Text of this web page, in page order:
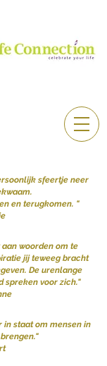
sfeertje neer
en terugkomen. "
woorden om te
jij teweeg bracht
De urenlange
spreken voor zich."
in staat om mensen in